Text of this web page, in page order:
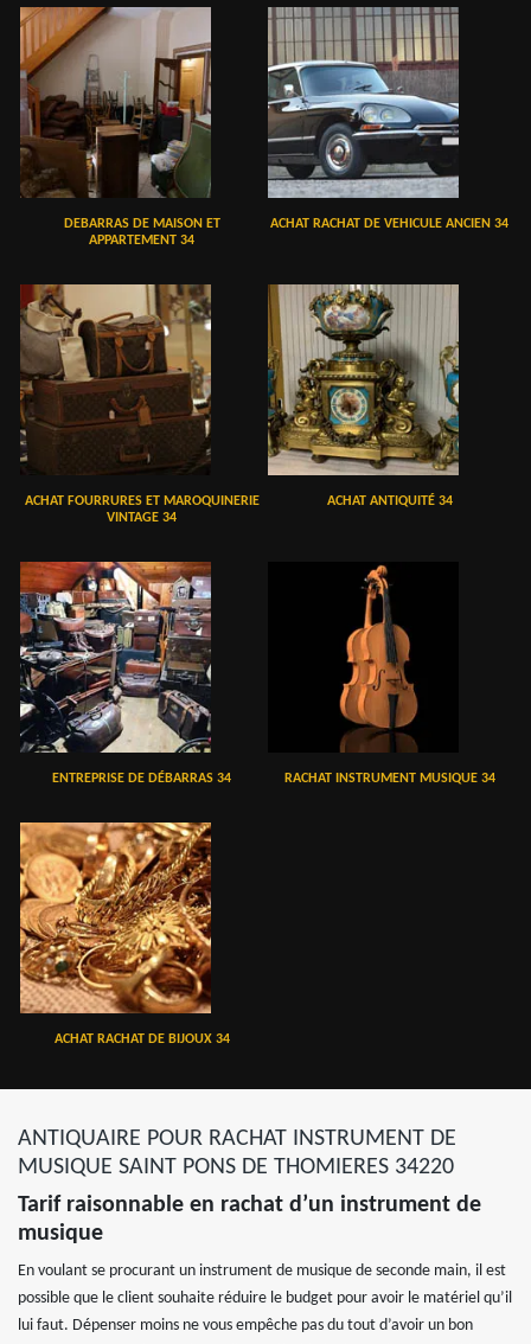
DEBARRAS DE MAISON ET
APPARTEMENT 34
ACHAT RACHAT DE VEHICULE ANCIEN 34
ACHAT FOURRURES ET MAROQUINERIE
VINTAGE 34
ACHAT ANTIQUITÉ 34
ENTREPRISE DE DÉBARRAS 34 RACHAT INSTRUMENT MUSIQUE 34
ACHAT RACHAT DE BIJOUX 34
ANTIQUAIRE POUR RACHAT INSTRUMENT DE
MUSIQUE SAINT PONS DE THOMIERES 34220
Tarif raisonnable en rachat d’un instrument de
musique
En voulant se procurant un instrument de musique de seconde main, il est
possible que le client souhaite réduire le budget pour avoir le matériel qu’il
lui faut. Dépenser moins ne vous empêche pas du tout d’avoir un bon